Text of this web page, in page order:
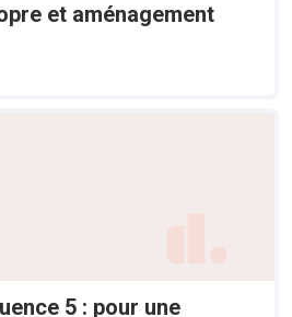
et aménagement
5 : pour une